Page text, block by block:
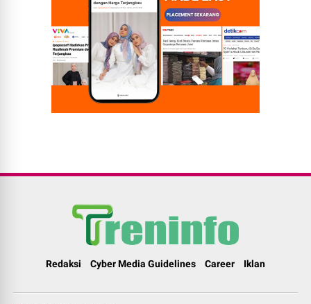
Redaksi Cyber Media Guidelines Career Iklan